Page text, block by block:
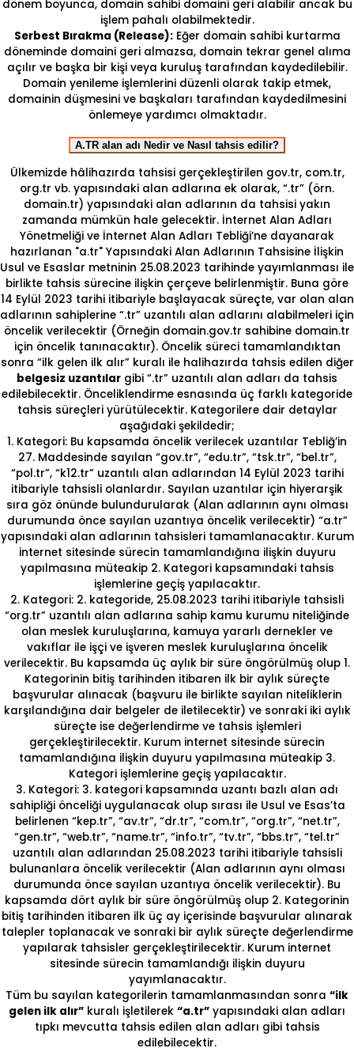
dönem boyunca, domain sahibi domaini geri alabilir ancak bu
işlem pahalı olabilmektedir.
Serbest Bırakma (Release):Eğer domain sahibi kurtarma
döneminde domaini geri almazsa, domain tekrar genel alıma
açılır ve başka bir kişi veya kuruluş tarafından kaydedilebilir.
Domain yenileme işlemlerini düzenli olarak takip etmek,
domainin düşmesini ve başkaları tarafından kaydedilmesini
önlemeye yardımcı olmaktadır.
A.TR alan adı Nedir ve Nasıl tahsis edilir?
Ülkemizde hâlihazırda tahsisi gerçekleştirilen gov.tr, com.tr,
org.tr vb. yapısındaki alan adlarına ek olarak, “.tr” (örn.
domain.tr) yapısındaki alan adlarının da tahsisi yakın
zamanda mümkün hale gelecektir. İnternet Alan Adları
Yönetmeliği ve İnternet Alan Adları Tebliği’ne dayanarak
hazırlanan "a.tr" Yapısındaki Alan Adlarının Tahsisine İlişkin
Usul ve Esaslar metninin 25.08.2023 tarihinde yayımlanması ile
birlikte tahsis sürecine ilişkin çerçeve belirlenmiştir. Buna göre
14 Eylül 2023 tarihi itibariyle başlayacak süreçte, var olan alan
adlarının sahiplerine “.tr” uzantılı alan adlarını alabilmeleri için
öncelik verilecektir (Örneğin domain.gov.tr sahibine domain.tr
için öncelik tanınacaktır). Öncelik süreci tamamlandıktan
sonra “ilk gelen ilk alır” kuralı ile halihazırda tahsis edilen diğer
belgesiz uzantılar gibi “.tr” uzantılı alan adları da tahsis
edilebilecektir. Önceliklendirme esnasında üç farklı kategoride
tahsis süreçleri yürütülecektir. Kategorilere dair detaylar
aşağıdaki şekildedir;
1. Kategori: Bu kapsamda öncelik verilecek uzantılar Tebliğ’in
27. Maddesinde sayılan “gov.tr”, “edu.tr”, “tsk.tr”, “bel.tr”,
“pol.tr”, “k12.tr” uzantılı alan adlarından 14 Eylül 2023 tarihi
itibariyle tahsisli olanlardır. Sayılan uzantılar için hiyerarşik
sıra göz önünde bulundurularak (Alan adlarının aynı olması
durumunda önce sayılan uzantıya öncelik verilecektir) “a.tr”
yapısındaki alan adlarının tahsisleri tamamlanacaktır. Kurum
internet sitesinde sürecin tamamlandığına ilişkin duyuru
yapılmasına müteakip 2. Kategori kapsamındaki tahsis
işlemlerine geçiş yapılacaktır.
2. Kategori: 2. kategoride, 25.08.2023 tarihi itibariyle tahsisli
“org.tr” uzantılı alan adlarına sahip kamu kurumu niteliğinde
olan meslek kuruluşlarına, kamuya yararlı dernekler ve
vakıflar ile işçi ve işveren meslek kuruluşlarına öncelik
verilecektir. Bu kapsamda üç aylık bir süre öngörülmüş olup 1.
Kategorinin bitiş tarihinden itibaren ilk bir aylık süreçte
başvurular alınacak (başvuru ile birlikte sayılan niteliklerin
karşılandığına dair belgeler de iletilecektir) ve sonraki iki aylık
süreçte ise değerlendirme ve tahsis işlemleri
gerçekleştirilecektir. Kurum internet sitesinde sürecin
tamamlandığına ilişkin duyuru yapılmasına müteakip 3.
Kategori işlemlerine geçiş yapılacaktır.
3. Kategori: 3. kategori kapsamında uzantı bazlı alan adı
sahipliği önceliği uygulanacak olup sırası ile Usul ve Esas’ta
belirlenen “kep.tr”, “av.tr”, “dr.tr”, “com.tr”, “org.tr”, “net.tr”,
“gen.tr”, “web.tr”, “name.tr”, “info.tr”, “tv.tr”, “bbs.tr”, “tel.tr”
uzantılı alan adlarından 25.08.2023 tarihi itibariyle tahsisli
bulunanlara öncelik verilecektir (Alan adlarının aynı olması
durumunda önce sayılan uzantıya öncelik verilecektir). Bu
kapsamda dört aylık bir süre öngörülmüş olup 2. Kategorinin
bitiş tarihinden itibaren ilk üç ay içerisinde başvurular alınarak
talepler toplanacak ve sonraki bir aylık süreçte değerlendirme
yapılarak tahsisler gerçekleştirilecektir. Kurum internet
sitesinde sürecin tamamlandığı ilişkin duyuru
yayımlanacaktır.
Tüm bu sayılan kategorilerin tamamlanmasından sonra “ilk
gelen ilk alır” kuralı işletilerek “a.tr” yapısındaki alan adları
tıpkı mevcutta tahsis edilen alan adları gibi tahsis
edilebilecektir.